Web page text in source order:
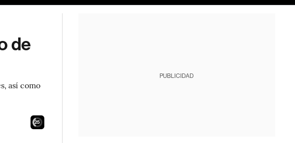
de
así como
24
PUBLICIDAD